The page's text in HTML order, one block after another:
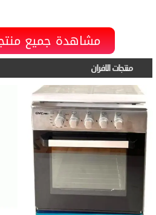
مشاهدة جميع
منتجات الافران